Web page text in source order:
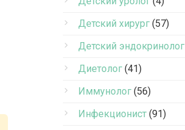
Детский хирург (57)
Детский эндокринолог
Диетолог (41)
Иммунолог (56)
Инфекционист (91)